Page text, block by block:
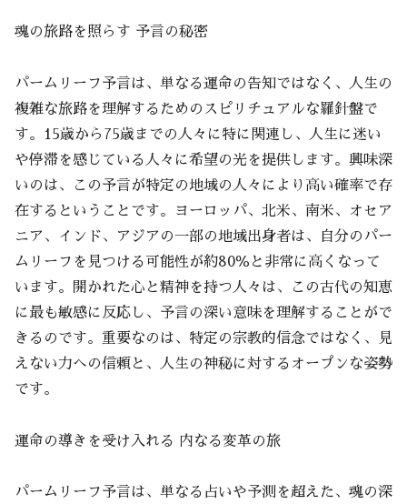
魂の旅路を照らす 予言の秘密
パームリーフ予言は、単なる運命の告知ではなく、人生の
複雑な旅路を理解するためのスピリチュアルな羅針盤で
す。15歳から75歳までの人々に特に関連し、人生に迷い
や停滞を感じている人々に希望の光を提供します。興味深
いのは、この予言が特定の地域の人々により高い確率で存
在するということです。ヨーロッパ、北米、南米、オセア
ニア、インド、アジアの一部の地域出身者は、自分のパー
ムリーフを見つける可能性が約80％と非常に高くなって
います。開かれた心と精神を持つ人々は、この古代の知恵
に最も敏感に反応し、予言の深い意味を理解することがで
きるのです。重要なのは、特定の宗教的信念ではなく、見
えない力への信頼と、人生の神秘に対するオープンな姿勢
です。
運命の導きを受け入れる 内なる変革の旅
パームリーフ予言は、単なる占いや予測を超えた、魂の深